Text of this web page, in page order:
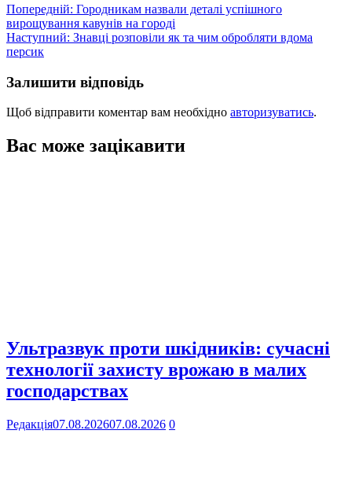
Навігація
записів
Попередній: Городникам назвали деталі успішного
вирощування кавунів на городі
Наступний: Знавці розповіли як та чим обробляти вдома
персик
Залишити відповідь
Щоб відправити коментар вам необхідно авторизуватись.
Вас може зацікавити
Ультразвук проти шкідників: сучасні
технології захисту врожаю в малих
господарствах
Редакція07.08.202607.08.2026 0